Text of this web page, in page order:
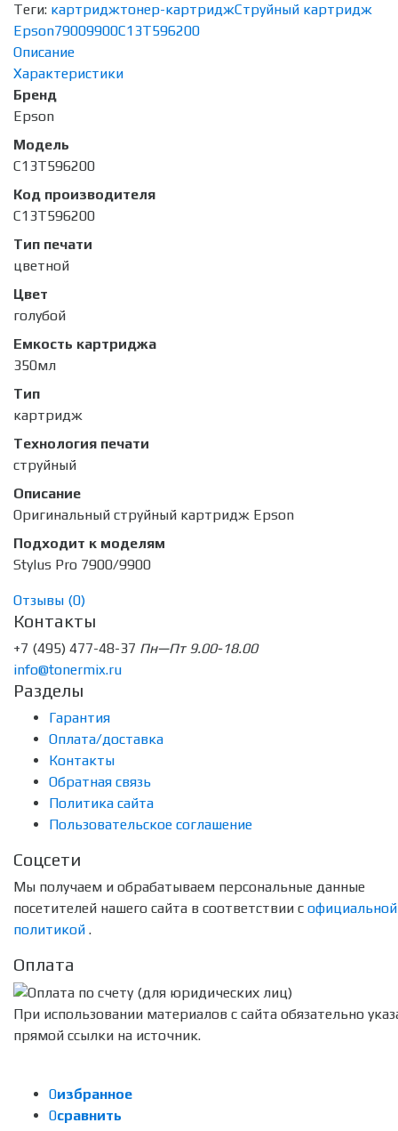
Теги: картриджтонер-картриджСтруйный картридж
Epson79009900C13T596200
Описание
Характеристики
Бренд
Epson
Модель
C13T596200
Код производителя
C13T596200
Тип печати
цветной
Цвет
голубой
Емкость картриджа
350мл
Тип
картридж
Технология печати
струйный
Описание
Оригинальный струйный картридж Epson
Подходит к моделям
Stylus Pro 7900/9900
Отзывы (0)
Контакты
+7 (495) 477-48-37 Пн—Пт 9.00-18.00
info@tonermix.ru
Разделы
Гарантия
Оплата/доставка
Контакты
Обратная связь
Политика сайта
Пользовательское соглашение
Соцсети
Мы получаем и обрабатываем персональные данные
посетителей нашего сайта в соответствии с официальной
политикой .
Оплата
При использовании материалов с сайта обязательно
прямой ссылки на источник.
0избранное
0сравнить